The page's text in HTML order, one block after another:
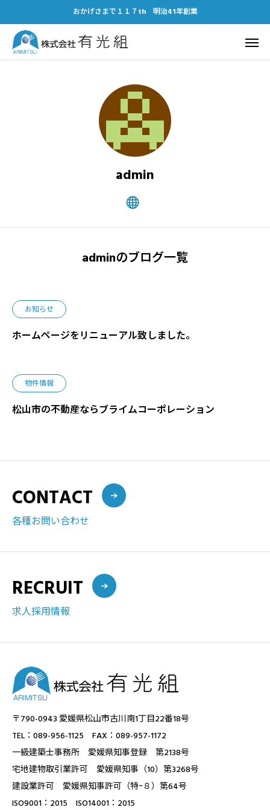
おかげさまで１１７th 明治41年創業
admin
adminのブログ一覧
お知らせ
ホームページをリニューアル致しました。
物件情報
松山市の不動産ならブライムコーポレーション
CONTACT
各種お問い合わせ
RECRUIT
求人採用情報
〒790-0943 愛媛県松山市古川南1丁目22番18号
TEL：089-956-1125 FAX：089-957-1172
一級建築士事務所 愛媛県知事登録 第2138号
宅地建物取引業許可 愛媛県知事（10）第3268号
建設業許可 愛媛県知事許可（特ｰ８）第64号
ISO9001：2015 ISO14001：2015